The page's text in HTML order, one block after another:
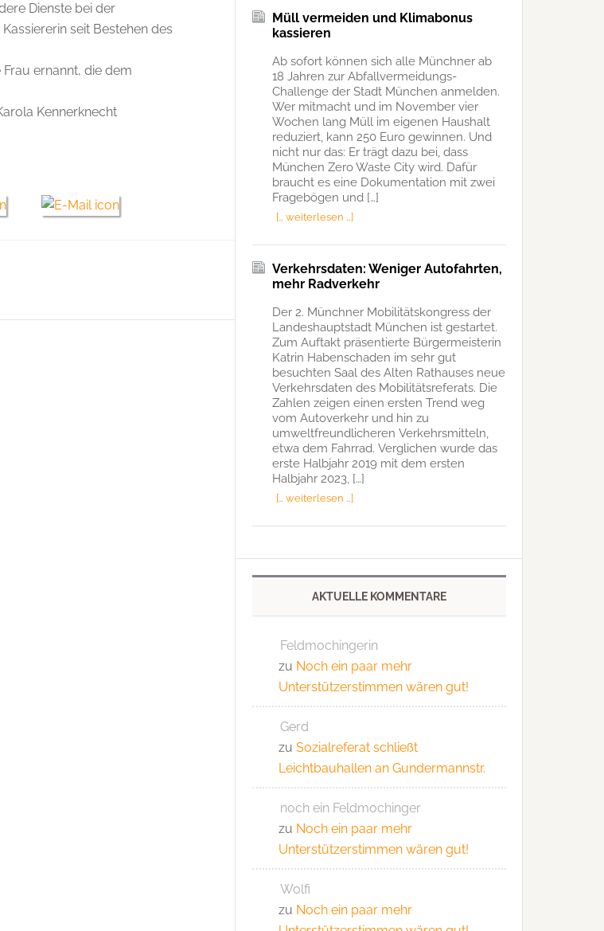
Dienste bei der
seit Bestehen des
ernannt, die dem
Kennerknecht
Müll vermeiden und Klimabonus
kassieren
Ab sofort können sich alle Münchner ab
18 Jahren zur Abfallvermeidungs-
Challenge der Stadt München anmelden.
Wer mitmacht und im November vier
Wochen lang Müll im eigenen Haushalt
reduziert, kann 250 Euro gewinnen. Und
nicht nur das: Er trägt dazu bei, dass
München Zero Waste City wird. Dafür
braucht es eine Dokumentation mit zwei
Fragebögen und […]
[… weiterlesen …]
Verkehrsdaten: Weniger Autofahrten,
mehr Radverkehr
Der 2. Münchner Mobilitätskongress der
Landeshauptstadt München ist gestartet.
Zum Auftakt präsentierte Bürgermeisterin
Katrin Habenschaden im sehr gut
besuchten Saal des Alten Rathauses neue
Verkehrsdaten des Mobilitätsreferats. Die
Zahlen zeigen einen ersten Trend weg
vom Autoverkehr und hin zu
umweltfreundlicheren Verkehrsmitteln,
etwa dem Fahrrad. Verglichen wurde das
erste Halbjahr 2019 mit dem ersten
Halbjahr 2023, […]
[… weiterlesen …]
AKTUELLE KOMMENTARE
Feldmochingerin
zu Noch ein paar mehr
Unterstützerstimmen wären gut!
Gerd
zu Sozialreferat schließt
Leichtbauhallen an Gundermannstr.
noch ein Feldmochinger
zu Noch ein paar mehr
Unterstützerstimmen wären gut!
Wolfi
zu Noch ein paar mehr